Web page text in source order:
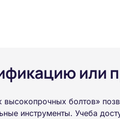
или
болтов»
инструменты. Учеба